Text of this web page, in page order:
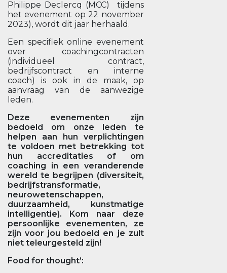
Philippe Declercq (MCC) tijdens
het evenement op 22 november
2023), wordt dit jaar herhaald.
Een specifiek online evenement
over coachingcontracten
(individueel contract,
bedrijfscontract en interne
coach) is ook in de maak, op
aanvraag van de aanwezige
leden.
Deze evenementen zijn
bedoeld om onze leden te
helpen aan hun verplichtingen
te voldoen met betrekking tot
hun accreditaties of om
coaching in een veranderende
wereld te begrijpen (diversiteit,
bedrijfstransformatie,
neurowetenschappen,
duurzaamheid, kunstmatige
intelligentie). Kom naar deze
persoonlijke evenementen, ze
zijn voor jou bedoeld en je zult
niet teleurgesteld zijn!
Food for thought’: